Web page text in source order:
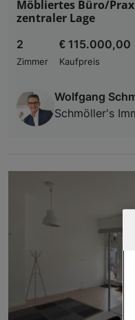
Möbliertes Büro/
zentraler Lage
2
Zimmer
€ 115.000,00
Kaufpreis
Wolfgang
Schmöller's